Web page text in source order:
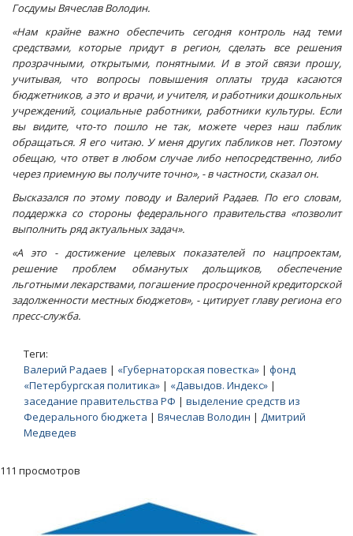
Госдумы Вячеслав Володин.
«Нам крайне важно обеспечить сегодня контроль над теми
средствами, которые придут в регион, сделать все решения
прозрачными, открытыми, понятными. И в этой связи прошу,
учитывая, что вопросы повышения оплаты труда касаются
бюджетников, а это и врачи, и учителя, и работники дошкольных
учреждений, социальные работники, работники культуры. Если
вы видите, что-то пошло не так, можете через наш паблик
обращаться. Я его читаю. У меня других пабликов нет. Поэтому
обещаю, что ответ в любом случае либо непосредственно, либо
через приемную вы получите точно», - в частности, сказал он.
Высказался по этому поводу и Валерий Радаев. По его словам,
поддержка со стороны федерального правительства «позволит
выполнить ряд актуальных задач».
«А это - достижение целевых показателей по нацпроектам,
решение проблем обманутых дольщиков, обеспечение
льготными лекарствами, погашение просроченной кредиторской
задолженности местных бюджетов», - цитирует главу региона его
пресс-служба.
Теги:
Валерий Радаев | «Губернаторская повестка» | фонд
«Петербургская политика» | «Давыдов. Индекс» |
заседание правительства РФ | выделение средств из
Федерального бюджета | Вячеслав Володин | Дмитрий
Медведев
111 просмотров